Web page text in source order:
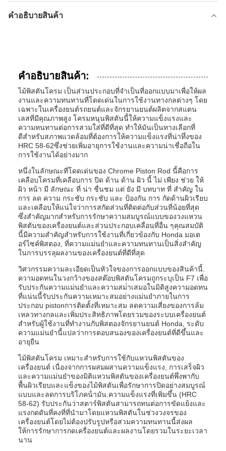
คำอธิบายสินค้า
คําอธิบายสินค้า:
ไม้พิสตันโครม เป็นส่วนประกอบที่จําเป็นที่ออกแบบมาเพื่อให้ผล
งานและความทนทานที่โดดเด่นในการใช้งานทางกลต่างๆ โดย
เฉพาะในเครื่องยนต์รถยนต์และจักรยานยนต์ผลิตจากสแตน
เลสที่มีคุณภาพสูง โครมหนุนพิสตันนี้ให้ความแข็งแรงและ
ความทนทานต่อการสวมใส่ที่ดีที่สุด ทําให้มันเป็นทางเลือกที่
ดีสําหรับสภาพแวดล้อมที่ต้องการให้ความแข็งแรงที่น่าทึ่งของ
HRC 58-62ซึ่งช่วยเพิ่มอายุการใช้งานและความน่าเชื่อถือใน
การใช้งานได้อย่างมาก
หนึ่งในลักษณะที่โดดเด่นของ Chrome Piston Rod นี้คือการ
เคลือบโครมที่เคลือบการ ปิด ด้าน ด้าน ผิว นี้ ไม่ เพียง ช่วย ให้
ผิว หน้า มี ลักษณะ ที่ น่า ชื่นชม แต่ ยัง มี บทบาท ที่ สําคัญ ใน
การ ลด ความ กระชับ กระชับ และ ป้องกัน การ กัดด้านผิวเรียบ
และเคลือบให้แน่ใจว่าการสกัดส่วนที่ติดต่อกับส่วนที่น้อยที่สุด
ซึ่งสําคัญมากสําหรับการรักษาความสมบูรณ์แบบของวงแหวน
พิสตันของเครื่องยนต์และส่วนประกอบเคลื่อนที่อื่น ๆคุณสมบัติ
นี้มีความสําคัญสําหรับการใช้งานที่เกี่ยวข้องกับ Honda มอเต
อร์ไซค์พิสตอง, ที่ความแม่นยําและความทนทานเป็นสิ่งสําคัญ
ในการบรรลุผลงานของเครื่องยนต์ที่ดีที่สุด
วิศวกรรมความละเอียดเป็นหัวใจของการออกแบบของสินค้านี้.
ความอดทนในวงกว้างของสต๊อบพิสตันโครมถูกระบุเป็น F7 เพื่อ
รับประกันความแม่นยําและความสม่ําเสมอในมิติสูงความอดทน
ที่แน่นนี้รับประกันความเหมาะสมอย่างแม่นยําภายในการ
ประกอบ pistonการติดตั้งที่เหมาะสม ลดความเสี่ยงของการล้ม
เหลวทางกลและเพิ่มประสิทธิภาพโดยรวมของระบบเครื่องยนต์
สําหรับผู้ใช้งานที่ทํางานกับพิสตองจักรยานยนต์ Honda, ระดับ
ความแม่นยํานี้แปลว่าการตอบสนองของเครื่องยนต์ที่ดีขึ้นและ
อายุยืน
ไม้พิสตันโครม เหมาะสําหรับการใช้กับแหวนพิสตันของ
เครื่องยนต์ เนื่องจากการผสมผสานความแข็งแรง, การเสร็จผิว
และความแม่นยําของมิติแหวนพิสตันของเครื่องยนต์พึ่งพากับ
พื้นผิวเรียบและแข็งของไม้พิสตันเพื่อรักษาการปิดอย่างสมบูรณ์
แบบและลดการบริโภคน้ํามัน.ความแข็งแรงที่เพิ่มขึ้น (HRC
58-62) รับประกันว่าสตาร์พิสตันสามารถทนต่อการขัดแย้งและ
แรงกดดันที่คงที่ที่นํามาโดยแหวนพิสตันในช่วงวงจรของ
เครื่องยนต์โดยไม่ต้องปรับรูปหรือสวมความทนทานนี้ส่งผล
ให้การรักษาการกดเครื่องยนต์และผลงานโดยรวมในระยะเวลา
นาน